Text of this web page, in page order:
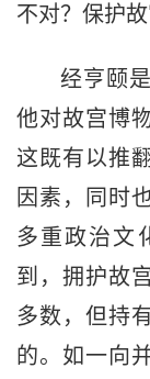
不对？保护
经亨颐
他对故宫博
这既有以推
因素，同时
多重政治文
到，拥护故
多数，但持
的。如一向